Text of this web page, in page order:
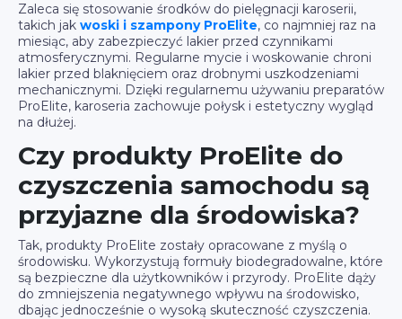
Zaleca się stosowanie środków do pielęgnacji karoserii,
takich jak woski i szampony ProElite, co najmniej raz na
miesiąc, aby zabezpieczyć lakier przed czynnikami
atmosferycznymi. Regularne mycie i woskowanie chroni
lakier przed blaknięciem oraz drobnymi uszkodzeniami
mechanicznymi. Dzięki regularnemu używaniu preparatów
ProElite, karoseria zachowuje połysk i estetyczny wygląd
na dłużej.
Czy produkty ProElite do
czyszczenia samochodu są
przyjazne dla środowiska?
Tak, produkty ProElite zostały opracowane z myślą o
środowisku. Wykorzystują formuły biodegradowalne, które
są bezpieczne dla użytkowników i przyrody. ProElite dąży
do zmniejszenia negatywnego wpływu na środowisko,
dbając jednocześnie o wysoką skuteczność czyszczenia.